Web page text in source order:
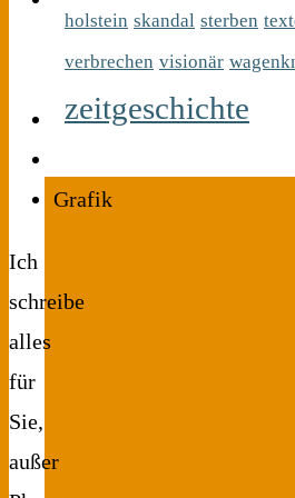
Webdesign
Grafik
Ich
schreibe
alles
für
Sie,
außer
holstein skandal sterben
verbrechen visionär
zeitgeschichte